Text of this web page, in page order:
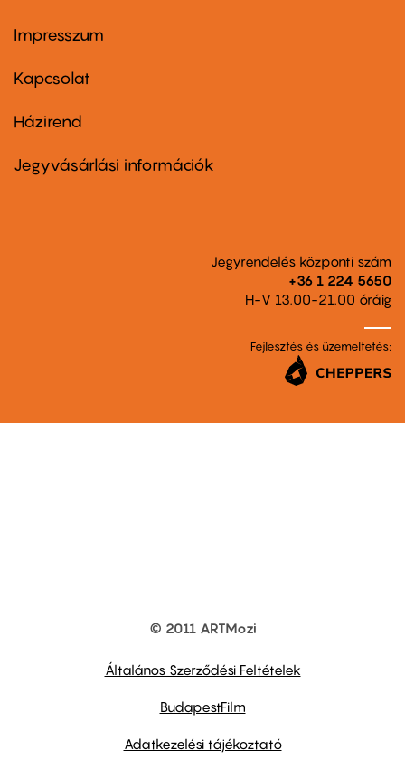
Footer
first
Impresszum
Kapcsolat
Footer
second
Házirend
Jegyvásárlási információk
Jegyrendelés központi szám
+36 1 224 5650
H-V 13.00-21.00 óráig
Fejlesztés és üzemeltetés:
© 2011 ARTMozi
Általános Szerződési Feltételek
BudapestFilm
Adatkezelési tájékoztató